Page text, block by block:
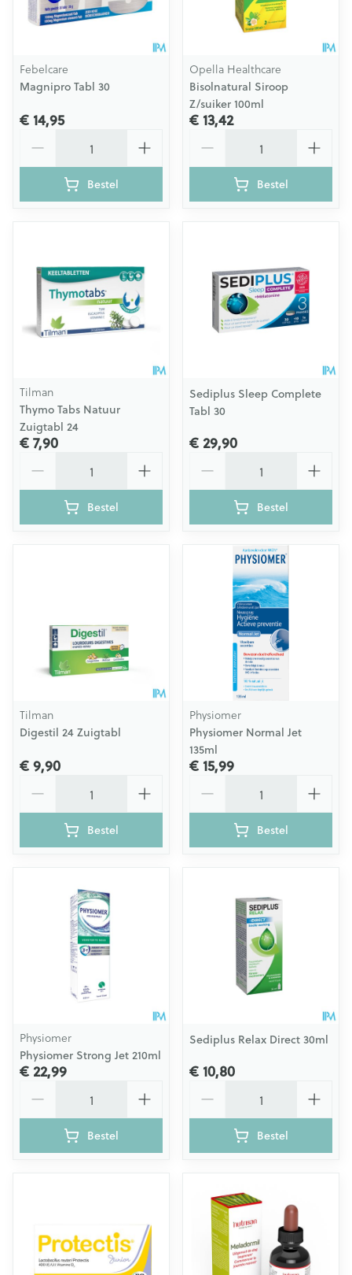
Febelcare
Magnipro Tabl 30
€ 14,95
Bestel
Opella Healthcare
Bisolnatural Siroop
Z/suiker 100ml
€ 13,42
Bestel
Tilman
Thymo Tabs Natuur
Zuigtabl 24
€ 7,90
Bestel
Sediplus Sleep Complete
Tabl 30
€ 29,90
Bestel
Tilman
Digestil 24 Zuigtabl
€ 9,90
Bestel
Physiomer
Physiomer Normal Jet
135ml
€ 15,99
Bestel
Physiomer
Physiomer Strong Jet 210ml
€ 22,99
Bestel
Sediplus Relax Direct 30ml
€ 10,80
Bestel